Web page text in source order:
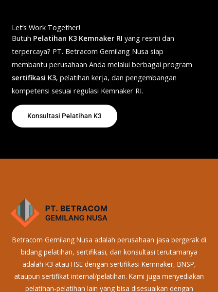
Let’s Work Together!
Butuh Pelatihan K3 Kemnaker RI yang resmi dan
terpercaya? PT. Betracom Gemilang Nusa siap
membantu perusahaan Anda melalui berbagai program
sertifikasi K3, pelatihan kerja, dan pengembangan
kompetensi sesuai regulasi Kemnaker RI.
Konsultasi Pelatihan K3
Betracom Gemilang Nusa adalah perusahaan jasa bergerak di
bidang pelatihan, sertifikasi, dan konsultasi terutamanya
adalah K3 atau HSE dengan sertifikasi Kemnaker, BNSP,
ataupun sertifikat internal/pelatihan. Kami juga menyediakan
pelatihan-pelatihan lain yang bisa disesuaikan dengan